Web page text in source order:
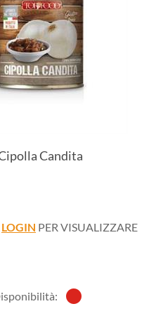
Candita
LOGIN PER VISUALIZZARE